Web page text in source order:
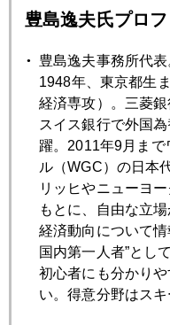
1月 2月
2009年03月31日
バッドバンク構想から
2009年03月27日
熱烈歓迎 ヘリコプタ
2009年03月26日
ジャパン輸出ダウン４
豊島逸夫氏プロ
豊島逸夫事務所代表
1948年、東京都生
経済専攻）。三菱
スイス銀行で外国
躍。2011年9月ま
ル（WGC）の日本
リッヒやニューヨ
もとに、自由な立
経済動向について
国内第一人者”とし
初心者にも分かり
い。得意分野はス